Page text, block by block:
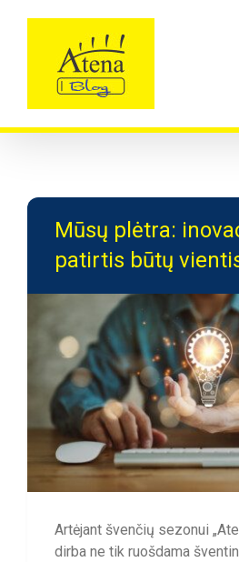
Mūsų plėtra:
patirtis būtų
Artėjant švenčių sezonui
dirba ne tik ruošdama